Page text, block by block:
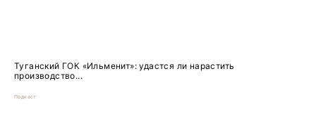
Туганский ГОК «Ильменит»: удастся ли нарастить
производство...
Подкаст